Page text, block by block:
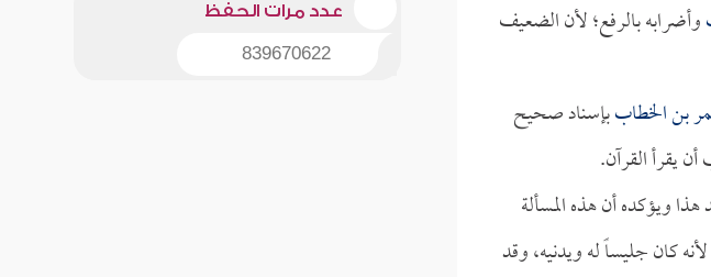
وأضرابه بالرفع؛ لأن الضعيف
بن الخطاببإسناد صحيح
يقرأ القرآن.
ويؤكده أن هذه المسألة
كان جليساً له ويدنيه، وقد
عدد مرات الحفظ
839670622